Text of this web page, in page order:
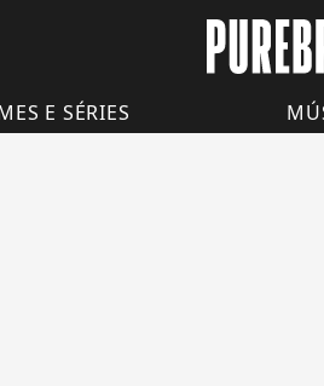
E SÉRIES